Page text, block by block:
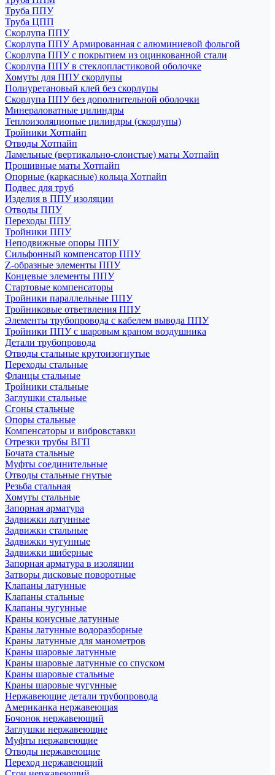
Труба ППУ
Труба ЦПП
Скорлупа ППУ
Скорлупа ППУ Армированная с алюминиевой фольгой
Скорлупа ППУ с покрытием из оцинкованной стали
Скорлупа ППУ в стеклопластиковой оболочке
Хомуты для ППУ скорлупы
Полиуретановый клей без скорлупы
Скорлупа ППУ без дополнительной оболочки
Минераловатные цилиндры
Теплоизоляционые цилиндры (скорлупы)
Тройники Хотпайп
Отводы Хотпайп
Ламельные (вертикально-слоистые) маты Хотпайп
Прошивные маты Хотпайп
Опорные (каркасные) кольца Хотпайп
Подвес для труб
Изделия в ППУ изоляции
Отводы ППУ
Переходы ППУ
Тройники ППУ
Неподвижные опоры ППУ
Cильфонный компенсатор ППУ
Z-образные элементы ППУ
Концевые элементы ППУ
Стартовые компенсаторы
Тройники параллельные ППУ
Тройниковые ответвления ППУ
Элементы трубопровода с кабелем вывода ППУ
Тройники ППУ с шаровым краном воздушника
Детали трубопровода
Отводы стальные крутоизогнутые
Переходы стальные
Фланцы стальные
Тройники стальные
Заглушки стальные
Сгоны стальные
Опоры стальные
Компенсаторы и вибровставки
Отрезки трубы ВГП
Бочата стальные
Муфты соединительные
Отводы стальные гнутые
Резьба стальная
Хомуты стальные
Запорная арматура
Задвижки латунные
Задвижки стальные
Задвижки чугунные
Задвижки шиберные
Запорная арматура в изоляции
Затворы дисковые поворотные
Клапаны латунные
Клапаны стальные
Клапаны чугунные
Краны конусные латунные
Краны латунные водоразборные
Краны латунные для манометров
Краны шаровые латунные
Краны шаровые латунные со спуском
Краны шаровые стальные
Краны шаровые чугунные
Нержавеющие детали трубопровода
Американка нержавеющая
Бочонок нержавеющий
Заглушки нержавеющие
Муфты нержавеющие
Отводы нержавеющие
Переход нержавеющий